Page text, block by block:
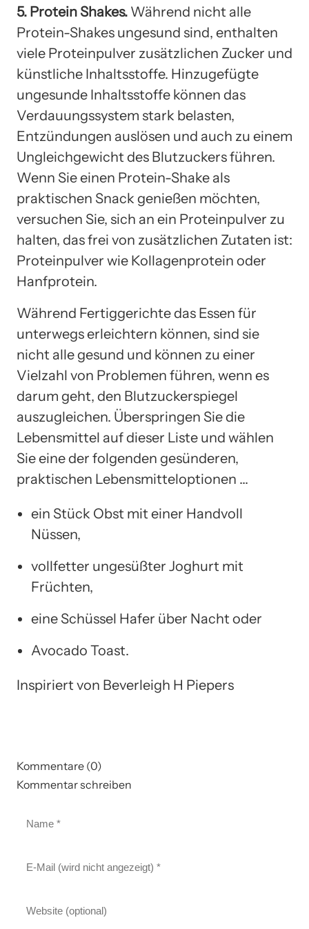
5. Protein Shakes. Während nicht alle
Protein-Shakes ungesund sind, enthalten
viele Proteinpulver zusätzlichen Zucker und
künstliche Inhaltsstoffe. Hinzugefügte
ungesunde Inhaltsstoffe können das
Verdauungssystem stark belasten,
Entzündungen auslösen und auch zu einem
Ungleichgewicht des Blutzuckers führen.
Wenn Sie einen Protein-Shake als
praktischen Snack genießen möchten,
versuchen Sie, sich an ein Proteinpulver zu
halten, das frei von zusätzlichen Zutaten ist:
Proteinpulver wie Kollagenprotein oder
Hanfprotein.
Während Fertiggerichte das Essen für
unterwegs erleichtern können, sind sie
nicht alle gesund und können zu einer
Vielzahl von Problemen führen, wenn es
darum geht, den Blutzuckerspiegel
auszugleichen. Überspringen Sie die
Lebensmittel auf dieser Liste und wählen
Sie eine der folgenden gesünderen,
praktischen Lebensmitteloptionen …
ein Stück Obst mit einer Handvoll
Nüssen,
vollfetter ungesüßter Joghurt mit
Früchten,
eine Schüssel Hafer über Nacht oder
Avocado Toast.
Inspiriert von Beverleigh H Piepers
Kommentare (0)
Kommentar schreiben